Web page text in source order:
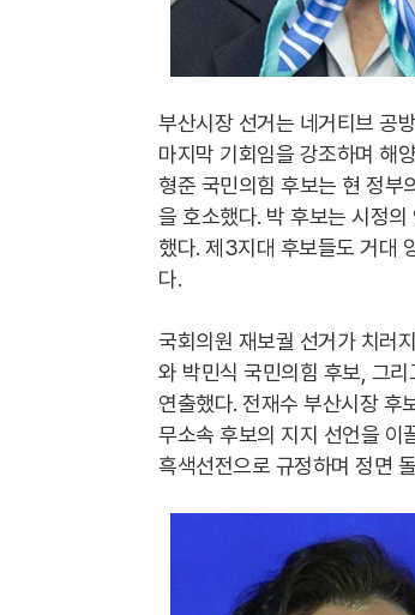
부산시장 선거는 네거티브 공
마지막 기회임을 강조하며 해
형준 국민의힘 후보는 현 정부
을 호소했다. 박 후보는 시정
했다. 제3지대 후보들도 거대
다.
국회의원 재보궐 선거가 치러
와 박민식 국민의힘 후보, 그
연출했다. 전재수 부산시장 후
무소속 후보의 지지 선언을 이
흑색선전으로 규정하며 정면